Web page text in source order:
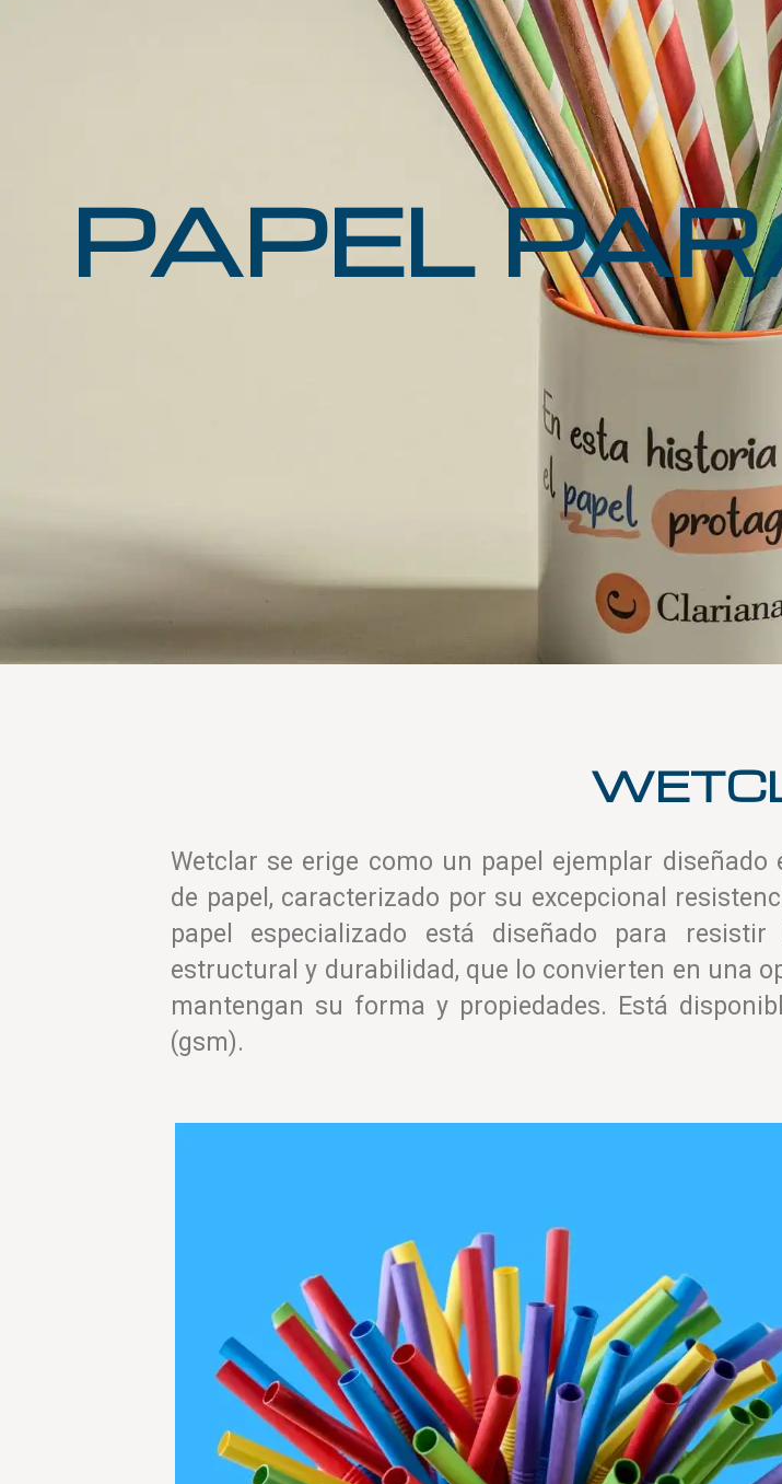
PAPEL
Wetclar se erige como un papel ejemplar
de papel, caracterizado por su excepcional
papel especializado está diseñado para
estructural y durabilidad, que lo convierten en una
mantengan su forma y propiedades. Está
(gsm).